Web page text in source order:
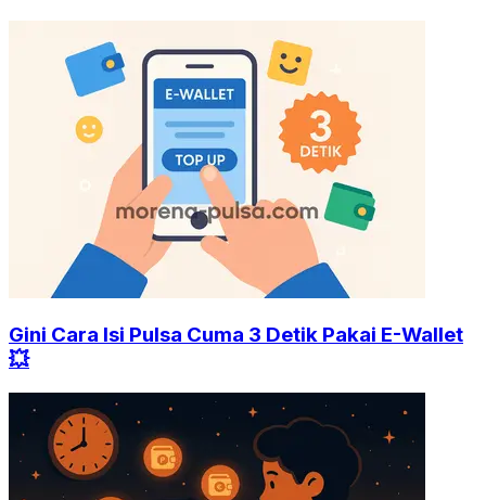
Gini Cara Isi Pulsa Cuma 3 Detik Pakai E-Wallet
💥